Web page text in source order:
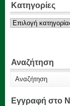
Κατηγορίες
Κατηγορίες
Αναζήτηση
Εγγραφή στο